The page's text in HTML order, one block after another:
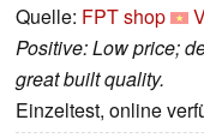
Quelle: FPT shop
Positive: Low price;
great built quality.
Einzeltest, online